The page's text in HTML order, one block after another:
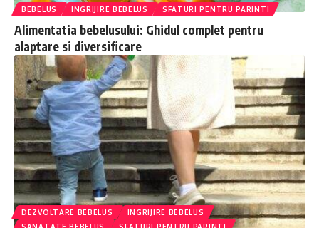
BEBELUS INGRIJIRE BEBELUS SFATURI PENTRU PARINTI
Alimentatia bebelusului: Ghidul complet pentru
alaptare si diversificare
DEZVOLTARE BEBELUS
INGRIJIRE BEBELUS